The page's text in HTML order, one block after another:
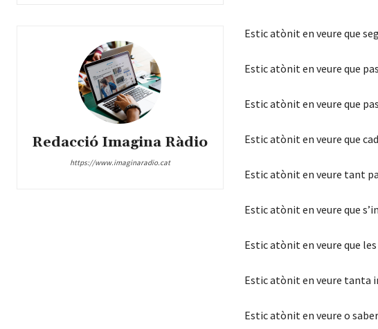
Redacció Imagina Ràdio
https://www.imaginaradio.cat
Estic atònit en veure que
Estic atònit en veure que
Estic atònit en veure que
Estic atònit en veure que
Estic atònit en veure tant
Estic atònit en veure que
Estic atònit en veure que
Estic atònit en veure tanta
Estic atònit en veure o